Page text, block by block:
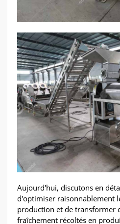
Aujourd'hui, discutons en
d'optimiser raisonnablement
production et de transformer
fraîchement récoltés en